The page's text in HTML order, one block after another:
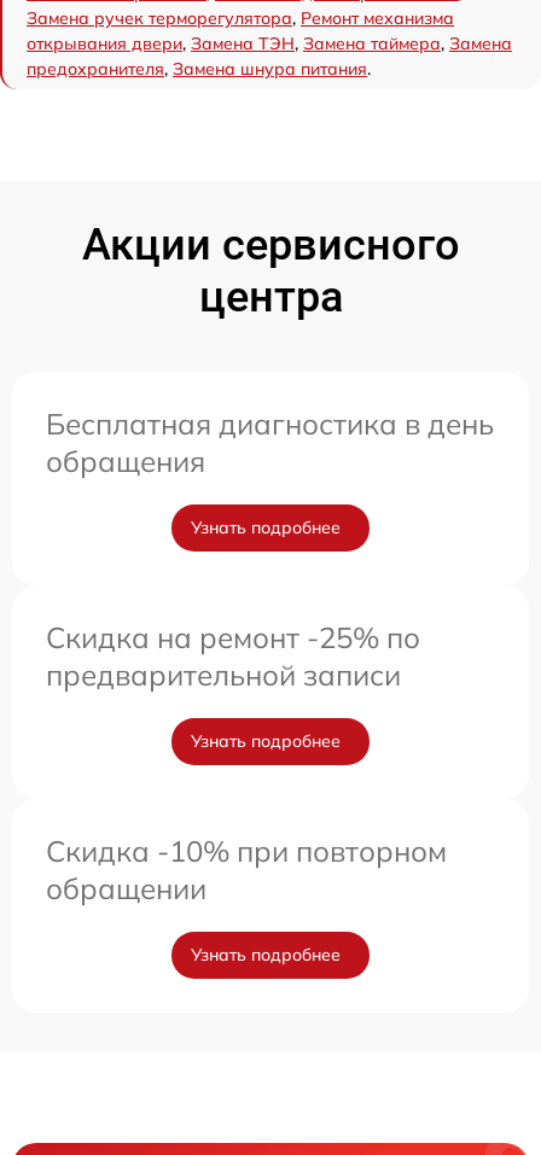
Замена ручек терморегулятора, Ремонт механизма
открывания двери, Замена ТЭН, Замена таймера, Замена
предохранителя, Замена шнура питания.
Акции сервисного
центра
Бесплатная диагностика в день
обращения
Узнать подробнее
Скидка на ремонт -25% по
предварительной записи
Узнать подробнее
Скидка -10% при повторном
обращении
Узнать подробнее